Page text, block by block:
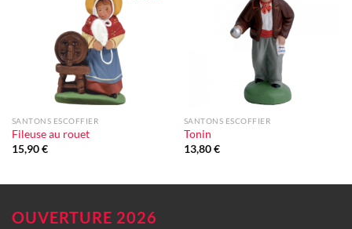
SANTONS ESCOFFIER
Fileuse au rouet
15,90€
SANTONS ESCOFFIER
Tonin
13,80€
OUVERTURE 2026